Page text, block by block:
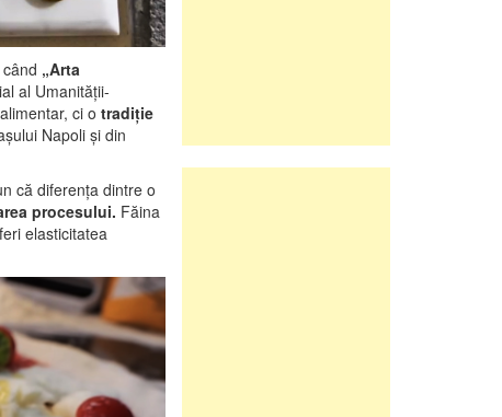
„Arta
al Umanității-
ci o tradiție
Napoli și din
că diferența dintre o
procesului. Făina
elasticitatea